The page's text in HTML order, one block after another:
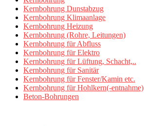
Kernbohrung Dunstabzug
Kernbohrung Klimaanlage
Kernbohrung Heizung
Kernbohrung (Rohre, Leitungen)
Kernbohrung für Abfluss
Kernbohrung für Elektro
Kernbohrung für Lüftung, Schacht,..
Kernbohrung für Sanitär
Kernbohrung für Fenster/Kamin etc.
Kernbohrung für Hohlkern(-entnahme)
Beton-Bohrungen